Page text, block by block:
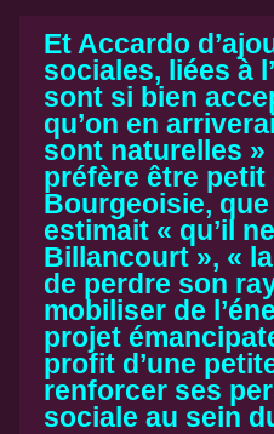
Et Accardo
sociales, liées à
sont si bien
qu’on en
sont naturelles »
préfère être petit
Bourgeoisie,
estimait « qu’il
Billancourt », «
de perdre son
mobiliser de
projet
profit d’une
renforcer ses
sociale au sein